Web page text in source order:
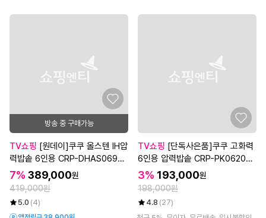
방송 중 구매가능
TV쇼핑
력밥솥 6인용 CRP-DHAS069F
W/FB
7% 389,000원
419,000원
5.0 (4)
TV쇼핑
6인용 압력밥솥 CRP-PK0620B
UG/PK0610BGI
3% 193,000원
198,000원
4.8 (27)